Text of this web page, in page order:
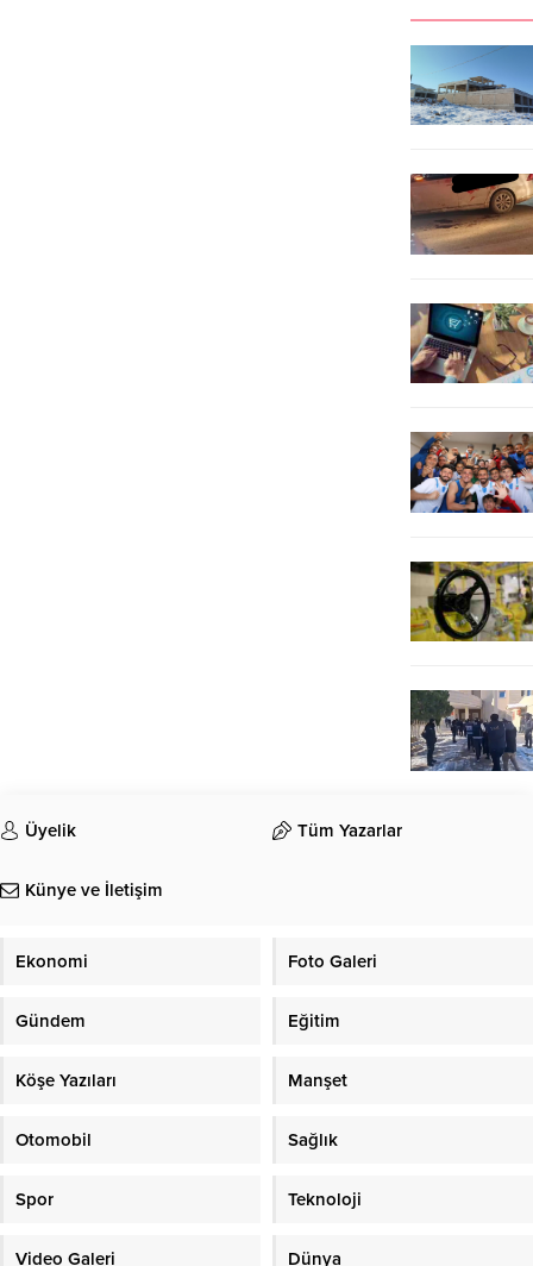
Üyelik Tüm Yazarlar
Künye ve İletişim
Ekonomi Foto Galeri
Gündem Eğitim
Köşe Yazıları Manşet
Otomobil Sağlık
Spor Teknoloji
Video Galeri Dünya